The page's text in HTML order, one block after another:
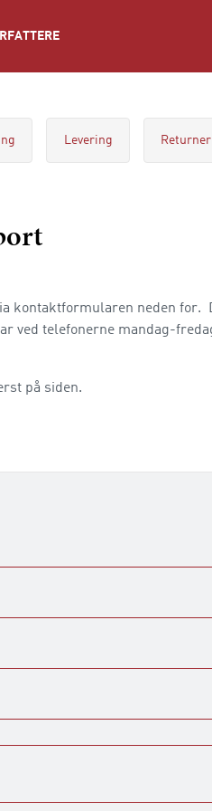
Levering
kontaktformularen neden for.
ved telefonerne mandag-
på siden.